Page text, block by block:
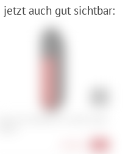
auch gut sichtbar: